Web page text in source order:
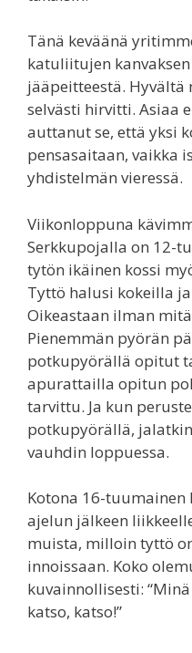
Tänä keväänä
katuliitujen
jääpeitteestä.
selvästi hirvitti. Asiaa
auttanut se, että yksi
pensasaitaan, vaikka
yhdistelmän vieressä.
Viikonloppuna
Serkkupojalla on 12-
tytön ikäinen kossi
Tyttö halusi kokeilla
Oikeastaan ilman
Pienemmän pyörän
potkupyörällä opitut
apurattailla opitun
tarvittu. Ja kun
potkupyörällä,
vauhdin loppuessa.
Kotona 16-
ajelun jälkeen
muista, milloin tyttö
innoissaan. Koko
kuvainnollisesti:
katso, katso!”